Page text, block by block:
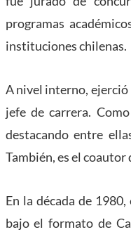
programas
instituciones chilenas.
A nivel interno, ejerció
jefe de carrera.
destacando entre
También, es el
En la década de
bajo el formato de